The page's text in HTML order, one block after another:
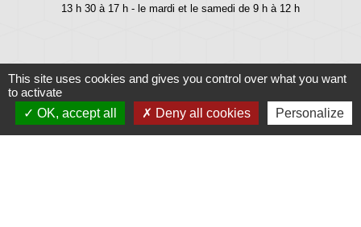
13 h 30 à 17 h - le mardi et le samedi de 9 h à 12 h
This site uses cookies and gives you control over what you want
to activate
OK, accept all
Deny all cookies Personalize